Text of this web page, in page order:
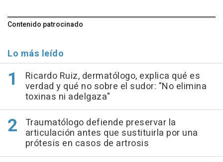
Contenido patrocinado
Lo más leído
Ricardo Ruiz, dermatólogo, explica qué es
verdad y qué no sobre el sudor: "No elimina
toxinas ni adelgaza"
Traumatólogo defiende preservar la
articulación antes que sustituirla por una
prótesis en casos de artrosis